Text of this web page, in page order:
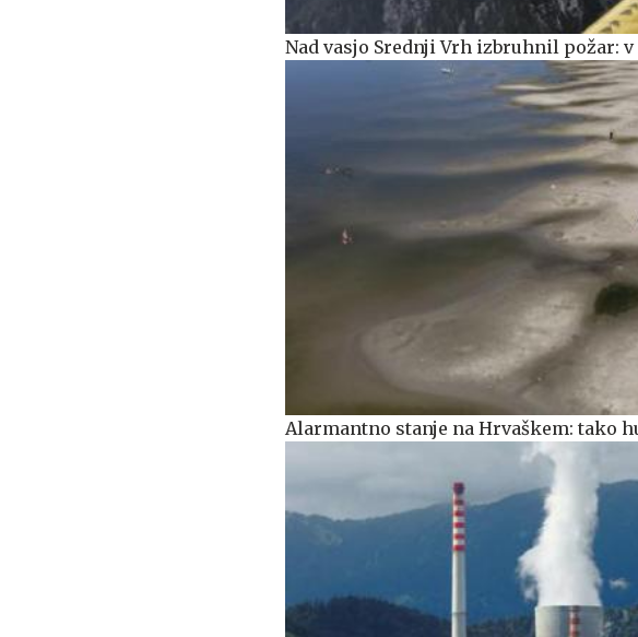
Nad vasjo Srednji Vrh izbruhnil
Alarmantno stanje na Hrvaškem: tako